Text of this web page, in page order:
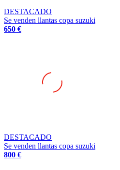
Se venden llantas copa suzuki
650 €
Se venden llantas copa suzuki
800 €